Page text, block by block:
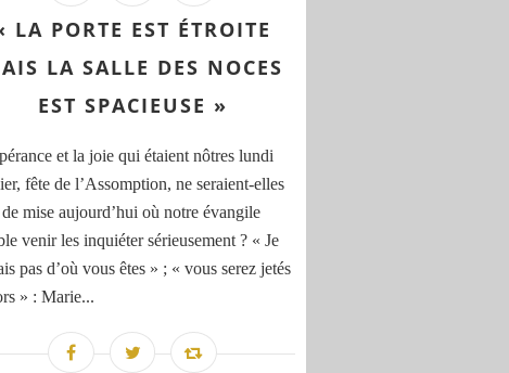
LA PORTE EST ÉTROITE
LA SALLE DES NOCES
EST SPACIEUSE »
et la joie qui étaient nôtres lundi
fête de l’Assomption, ne seraient-elles
mise aujourd’hui où notre évangile
venir les inquiéter sérieusement ? « Je
pas d’où vous êtes » ; « vous serez jetés
» : Marie...